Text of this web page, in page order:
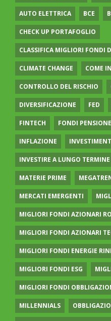
AUTO ELETTRICA BCE
CHECK UP PORTAFOGLIO
CLASSIFICA MIGLIORI FONDI
CLIMATE CHANGE COME
CONTROLLO DEL RISCHIO
DIVERSIFICAZIONE FED
FINTECH FONDI PENSIONE
INFLAZIONE
INVESTIRE A LUNGO TERMINE
MATERIE PRIME
MERCATI EMERGENTI
MIGLIORI FONDI AZIONARI
MIGLIORI FONDI AZIONARI
MIGLIORI FONDI ENERGIE
MIGLIORI FONDI ESG
MIGLIORI FONDI
MILLENNIALS